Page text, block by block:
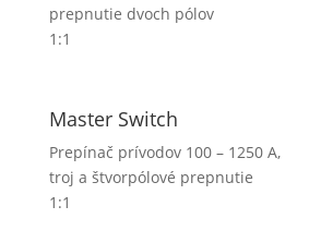
prepnutie dvoch pólov
1:1
Master Switch
Prepínač prívodov 100 – 1250 A,
troj a štvorpólové prepnutie
1:1